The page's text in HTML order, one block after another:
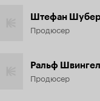
Штефан
Продюсер
Ральф
Продюсер